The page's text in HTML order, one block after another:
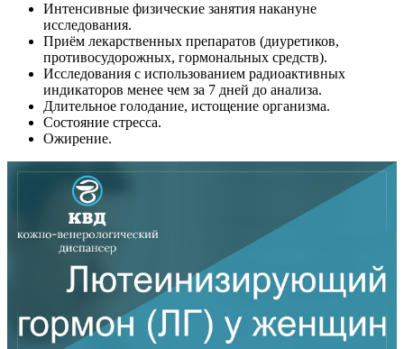
Интенсивные физические занятия накануне
исследования.
Приём лекарственных препаратов (диуретиков,
противосудорожных, гормональных средств).
Исследования с использованием радиоактивных
индикаторов менее чем за 7 дней до анализа.
Длительное голодание, истощение организма.
Состояние стресса.
Ожирение.